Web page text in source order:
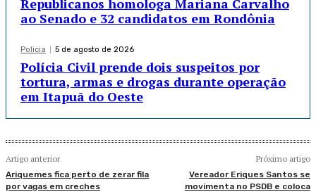
Republicanos homologa Mariana Carvalho
ao Senado e 32 candidatos em Rondônia
Policia 5 de agosto de 2026
Polícia Civil prende dois suspeitos por
tortura, armas e drogas durante operação
em Itapuã do Oeste
Artigo anterior
Ariquemes fica perto de zerar fila
por vagas em creches
Próximo artigo
Vereador Eriques Santos se
movimenta no PSDB e coloca